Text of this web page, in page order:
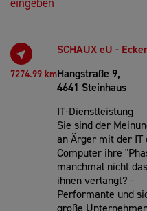
7274.99 km
SCHAUX eU -
Hangstraße 9,
4641 Steinhaus
IT-Dienstleistung
Sie sind der
an Ärger mit der IT
Computer ihre
manchmal nicht
ihnen verlangt? -
Performante und
große